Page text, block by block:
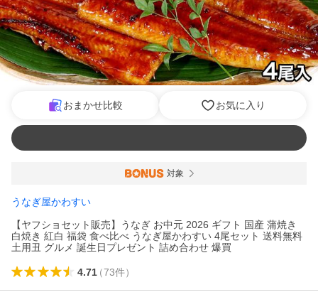
おまかせ比較 お気に入り
対象
うなぎ屋かわすい
【ヤフショセット販売】うなぎ お中元 2026 ギフト 国産 蒲焼き
白焼き 紅白 福袋 食べ比べ うなぎ屋かわすい 4尾セット 送料無料
土用丑 グルメ 誕生日プレゼント 詰め合わせ 爆買
4.71（73件）